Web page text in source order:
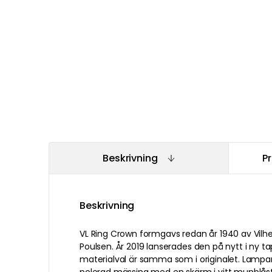
Beskrivning
Beskrivning
VL Ring Crown formgavs redan år 1940 av
Poulsen. År 2019 lanserades den på nytt i ny
materialval är samma som i originalet.